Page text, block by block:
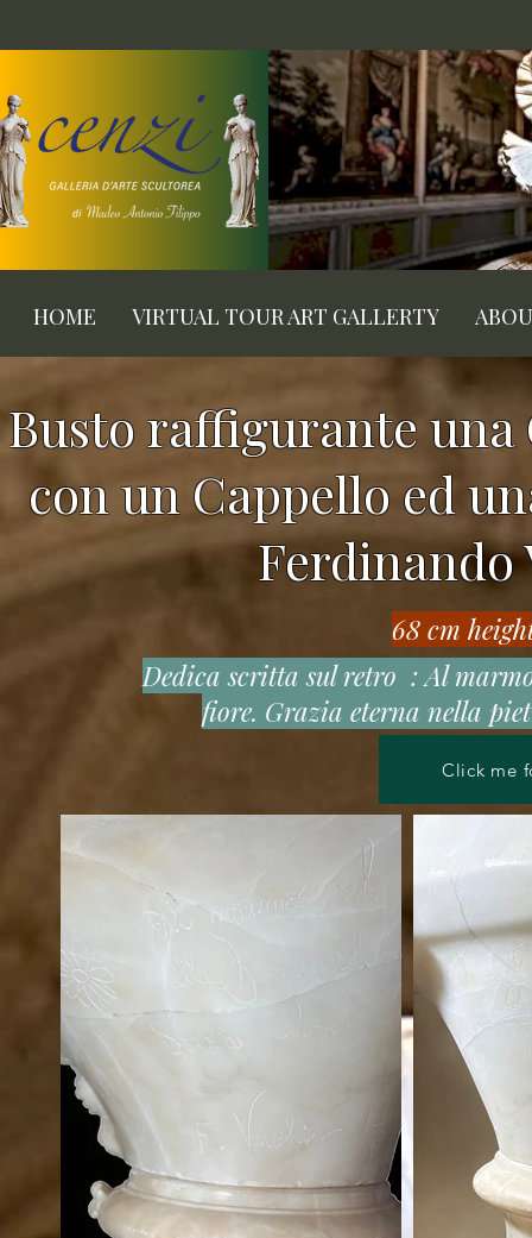
HOME VIRTUAL TOUR ART GALLERTY
Busto raffigurante
con un Cappello ed
Ferdinando
68 cm
Dedica scritta sul retro : Al
fiore. Grazia eterna nella
Click me